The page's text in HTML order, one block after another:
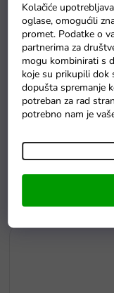
Kolačiće
oglase, omogućili
promet. Podatke o
partnerima za
mogu kombinirati s
koje su prikupili dok
dopušta spremanje
potreban za rad
potrebno nam je
Na zalihama
Dječji šivaći stroj na
bijeli